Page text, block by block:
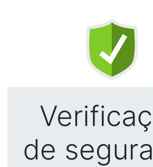
de